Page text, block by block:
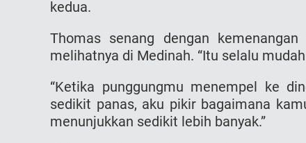
kedua.
Thomas senang dengan
melihatnya di Medinah. “Itu selalu
“Ketika punggungmu menempel ke
sedikit panas, aku pikir bagaimana
menunjukkan sedikit lebih banyak.”